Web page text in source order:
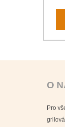
O
Pro